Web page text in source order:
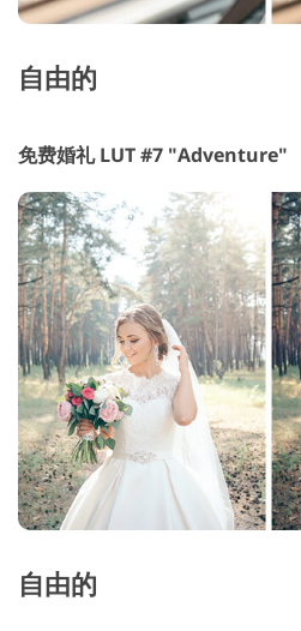
自由的
免费婚礼 LUT #7 "Adventure"
自由的